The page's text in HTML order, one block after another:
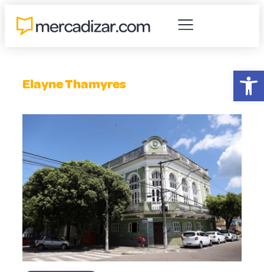
Elayne Thamyres